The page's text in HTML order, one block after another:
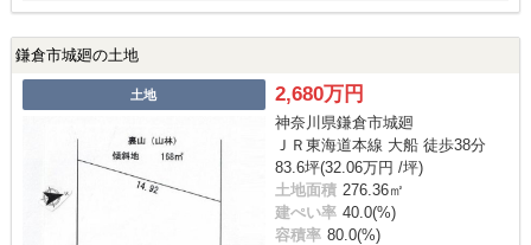
鎌倉市城廻の土地
土地 2,680万円
神奈川県鎌倉市城廻
ＪＲ東海道本線 大船 徒歩38分
83.6坪(32.06万円 /坪)
土地面積 276.36㎡
建ぺい率 40.0(%)
容積率 80.0(%)